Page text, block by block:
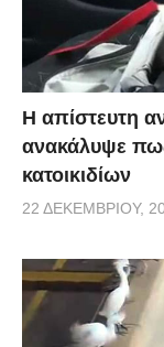
Η απίστευτη
ανακάλυψε
κατοικιδίων
22 ΔΕΚΕΜΒΡΊΟΥ,